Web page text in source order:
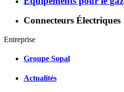
Connecteurs Électriques
Entreprise
Groupe Sopal
Actualités